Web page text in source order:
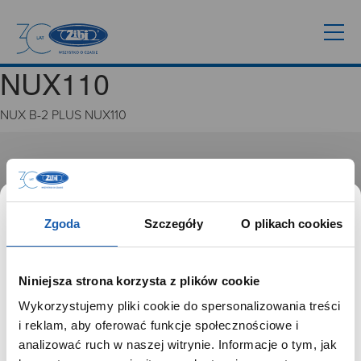
Zgoda Szczegóły O plikach cookies
Niniejsza strona korzysta z plików cookie
Wykorzystujemy pliki cookie do spersonalizowania treści
i reklam, aby oferować funkcje społecznościowe i
analizować ruch w naszej witrynie. Informacje o tym, jak
NUX110
NUX B-2 PLUS NUX110
GRUPA ZIBI
Historia
Misja, wizja i wartości Grupy Zibi
Ważne daty
Zgoda na ciasteczka
PRODUKTY
Zegarki
SZANOWNY UŻYTKOWNIKU,
SZANOWNA UŻYTKOWNICZKO